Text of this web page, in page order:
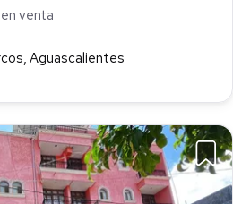
en venta
Aguascalientes